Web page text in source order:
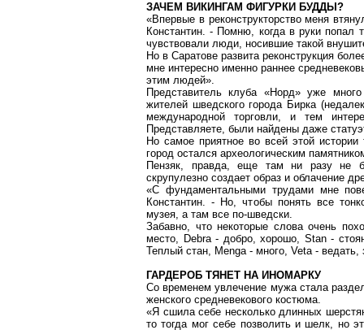
ЗАЧЕМ ВИКИНГАМ ФИГУРКИ БУДДЫ?
«Впервые в реконструкторствоменя
Константин. - Помню, когда в руки попал
чувствовали люди, носившие такой
Но в Саратове развита реконструкция
мне интересно именно раннее
этим людей».
Представитель клуба «Норд» уже
жителей шведского города Бирка
международной торговли, и тем
Представляете, были найдены даже
Но самое приятное во всей этой
город остался археологическим
Пензяк, правда, еще там ни разу не
скрупулезно создает образ и облачение
«С фундаментальными трудами мне
Константин. - Но, чтобы понять все
музея, а там все по-шведски.
Забавно, что некоторые слова очень
место, Dеbra- добро, хорошо, Stan-
Теплый стан, Меnga- много, Veta- ведать,
ГАРДЕРОБ ТЯНЕТ НА ИНОМАРКУ
Со временем увлечение мужа стала
женского средневекового костюма.
«Я сшила себе несколько длинных
то тогда мог себе позволить и шелк, но